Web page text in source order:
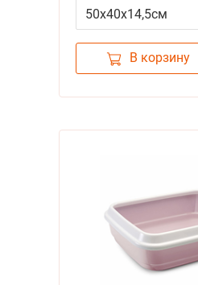
50х40х14,5см
В корзину